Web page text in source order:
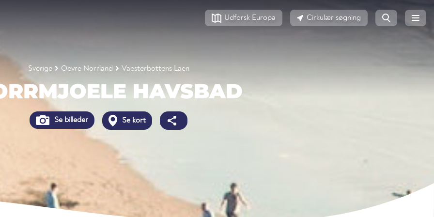
Udforsk Europa Cirkulær søgning
Sverige Oevre Norrland Vaesterbottens Laen
HAVSBAD
Se billeder Se kort